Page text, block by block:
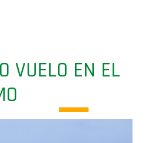
VUELO EN EL